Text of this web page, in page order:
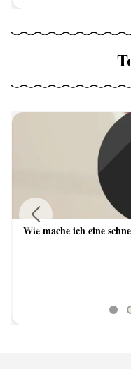
Wie mache ich eine
Previous